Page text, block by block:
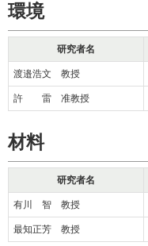
環境
研究者名
渡邉浩文 教授
許 雷 准教授
材料
研究者名
有川 智 教授
最知正芳 教授